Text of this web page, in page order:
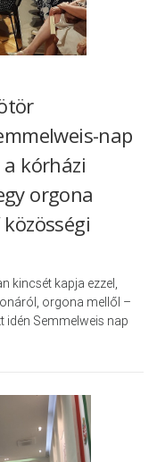
nap
kórházi
orgona
kincsét kapja ezzel,
orgona mellől –
idén Semmelweis nap